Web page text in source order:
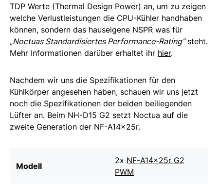
TDP Werte (Thermal Design Power) an, um zu zeigen
welche Verlustleistungen die CPU-Kühler handhaben
können, sondern das hauseigene NSPR was für
„Noctuas Standardisiertes Performance-Rating“steht.
Mehr Informationen darüber erhaltet ihr hier.
Nachdem wir uns die Spezifikationen für den
Kühlkörper angesehen haben, schauen wir uns jetzt
noch die Spezifikationen der beiden beiliegenden
Lüfter an. Beim NH-D15 G2 setzt Noctua auf die
zweite Generation der NF-A14x25r.
Modell
2x NF-A14x25r G2
PWM